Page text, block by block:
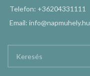
Telefon: +36204331111
Email: info@napmuhely.hu